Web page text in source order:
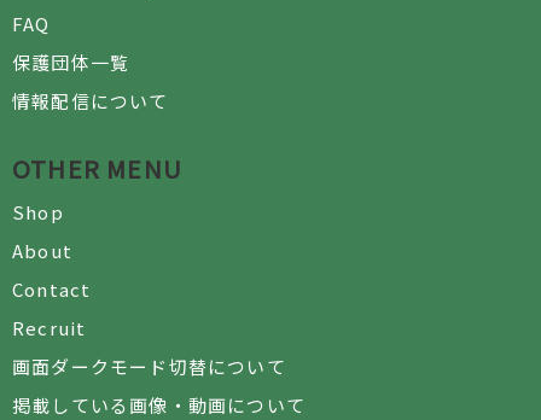
FAQ
保護団体一覧
情報配信について
OTHER MENU
Shop
About
Contact
Recruit
画面ダークモード切替について
掲載している画像・動画について